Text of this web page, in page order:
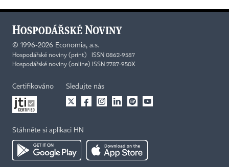
© 1996-2026 Economia, a.s.
Hospodářské noviny (print) ISSN 0862-9587
Hospodářské noviny (online) ISSN 2787-950X
Certifikováno Sledujte nás
Stáhněte si aplikaci HN